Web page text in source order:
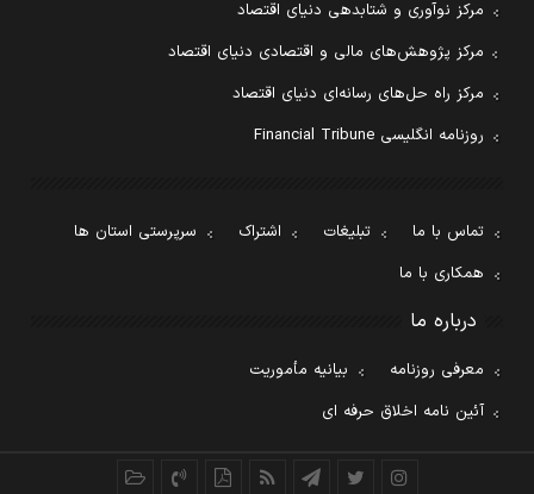
مرکز نوآوری و شتابدهی دنیای اقتصاد
مرکز پژوهش‌های مالی و اقتصادی دنیای اقتصاد
مرکز راه حل‌های رسانه‌ای دنیای اقتصاد
روزنامه انگلیسی Financial Tribune
تماس با ما تبلیغات اشتراک
سرپرستی استان ها
همکاری با ما
درباره ما
معرفی روزنامه
بیانیه مأموریت
آئین نامه اخلاق حرفه ای